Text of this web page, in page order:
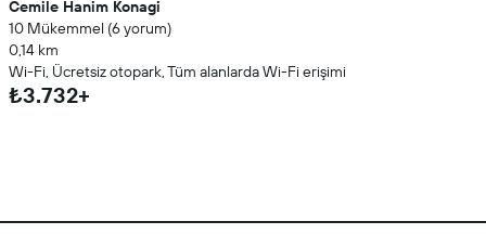
Cemile Hanim Konagi
10 Mükemmel (6 yorum)
0,14 km
Wi-Fi, Ücretsiz otopark, Tüm alanlarda Wi-Fi erişimi
₺3.732+